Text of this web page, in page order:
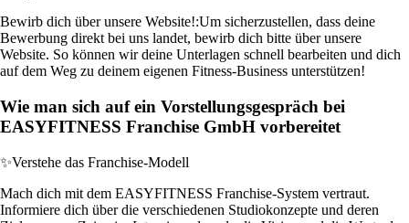
Bewirb dich über unsere Website!:Um sicherzustellen, dass deine
Bewerbung direkt bei uns landet, bewirb dich bitte über unsere
Website. So können wir deine Unterlagen schnell bearbeiten und dich
auf dem Weg zu deinem eigenen Fitness-Business unterstützen!
Wie man sich auf ein Vorstellungsgespräch bei
EASYFITNESS Franchise GmbH vorbereitet
✨Verstehe das Franchise-Modell
Mach dich mit dem EASYFITNESS Franchise-System vertraut.
Informiere dich über die verschiedenen Studiokonzepte und deren